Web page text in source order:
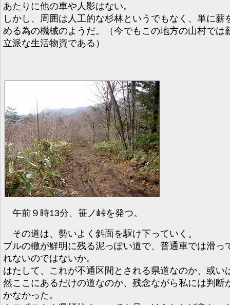
あたりに他の車や人影はない。
しかし、周囲は人工的な杉林というでもなく、単に薪
める為の機械のようだ。（今でもこの地方の山村では
立派な生活物資である）
午前９時13分、笹ノ峠を発つ。
その道は、勢いよく斜面を駆け下っていく。
ブルの轍が鮮明に残る泥っぽい道で、普通車では滑っ
れないのではないか。
はたして、これが不通区間とされる県道なのか、或い
然ここにあるだけの道なのか、残念ながら私には判断
かなかった。